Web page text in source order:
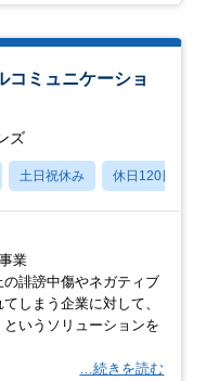
コミュニケーショ
ズ
土日祝休み 休日120日以上
業
誹謗中傷やネガティブ
しまう企業に対して、
というソリューションを
…続きを読む